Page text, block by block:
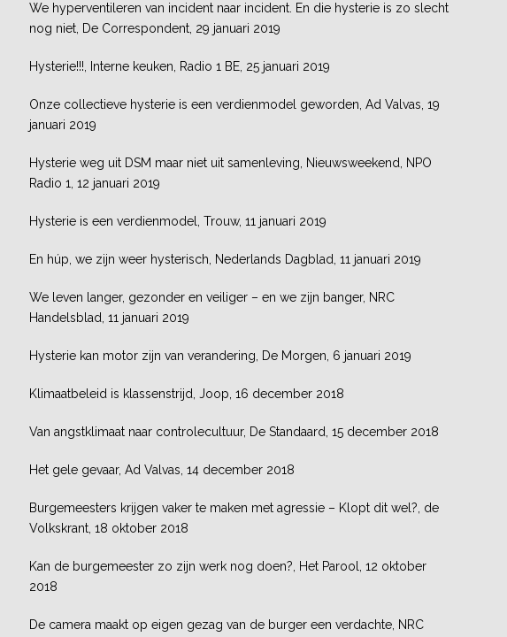
We hyperventileren van incident naar incident. En die hysterie is zo slecht
nog niet, De Correspondent, 29 januari 2019
Hysterie!!!, Interne keuken, Radio 1 BE, 25 januari 2019
Onze collectieve hysterie is een verdienmodel geworden, Ad Valvas, 19
januari 2019
Hysterie weg uit DSM maar niet uit samenleving, Nieuwsweekend, NPO
Radio 1, 12 januari 2019
Hysterie is een verdienmodel, Trouw, 11 januari 2019
En húp, we zijn weer hysterisch, Nederlands Dagblad, 11 januari 2019
We leven langer, gezonder en veiliger – en we zijn banger, NRC
Handelsblad, 11 januari 2019
Hysterie kan motor zijn van verandering, De Morgen, 6 januari 2019
Klimaatbeleid is klassenstrijd, Joop, 16 december 2018
Van angstklimaat naar controlecultuur, De Standaard, 15 december 2018
Het gele gevaar, Ad Valvas, 14 december 2018
Burgemeesters krijgen vaker te maken met agressie – Klopt dit wel?, de
Volkskrant, 18 oktober 2018
Kan de burgemeester zo zijn werk nog doen?, Het Parool, 12 oktober
2018
De camera maakt op eigen gezag van de burger een verdachte, NRC